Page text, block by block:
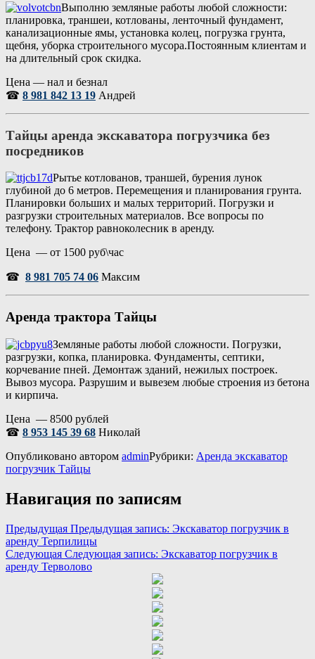
Выполню земляные работы любой сложности:
планировка, траншеи, котлованы, ленточный фундамент,
канализационные ямы, установка колец, погрузка грунта,
щебня, уборка строительного мусора.Постоянным клиентам и
на длительный срок скидка.
Цена — нал и безнал
☎ 8 981 842 13 19 Андрей
Тайцы аренда экскаватора погрузчика без
посредников
Рытье котлованов, траншей, бурения лунок
глубиной до 6 метров. Перемещения и планирования грунта.
Планировки больших и малых территорий. Погрузки и
разгрузки строительных материалов. Все вопросы по
телефону. Трактор равноколесник в аренду.
Цена — от 1500 руб\час
☎ 8 981 705 74 06 Максим
Аренда трактора Тайцы
Земляные работы любой сложности. Погрузки,
разгрузки, копка, планировка. Фундаменты, септики,
корчевание пней. Демонтаж зданий, нежилых построек.
Вывоз мусора. Разрушим и вывезем любые строения из бетона
и кирпича.
Цена — 8500 рублей
☎ 8 953 145 39 68 Николай
Опубликовано автором adminРубрики: Аренда экскаватор
погрузчик Тайцы
Навигация по записям
Предыдущая Предыдущая запись: Экскаватор погрузчик в
аренду Терпилицы
Следующая Следующая запись: Экскаватор погрузчик в
аренду Терволово